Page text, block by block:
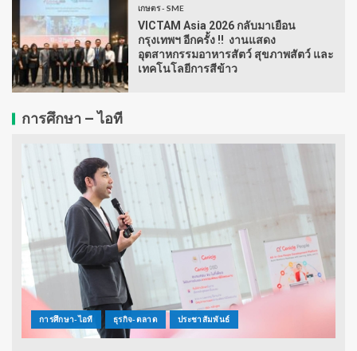
เกษตร - SME
VICTAM Asia 2026 กลับมาเยือน
กรุงเทพฯ อีกครั้ง !! งานแสดง
อุตสาหกรรมอาหารสัตว์ สุขภาพสัตว์ และ
เทคโนโลยีการสีข้าว
การศึกษา – ไอที
การศึกษา-ไอที ธุรกิจ-ตลาด ประชาสัมพันธ์